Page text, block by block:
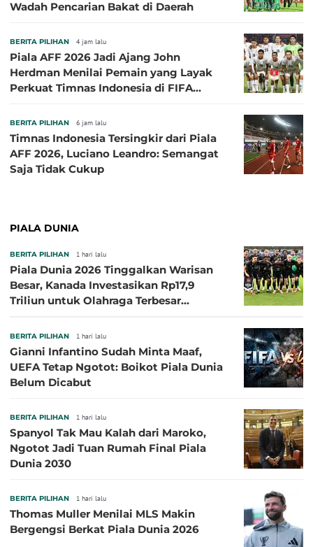
Wadah Pencarian Bakat di Daerah
BERITA PILIHAN 4 jam lalu
Piala AFF 2026 Jadi Ajang John
Herdman Menilai Pemain yang Layak
Perkuat Timnas Indonesia di FIFA
BERITA PILIHAN 6 jam lalu
Timnas Indonesia Tersingkir dari Piala
AFF 2026, Luciano Leandro: Semangat
Saja Tidak Cukup
PIALA DUNIA
BERITA PILIHAN 1 hari lalu
Piala Dunia 2026 Tinggalkan Warisan
Besar, Kanada Investasikan Rp17,9
Triliun untuk Olahraga Terbesar
BERITA PILIHAN 1 hari lalu
Gianni Infantino Sudah Minta Maaf,
UEFA Tetap Ngotot: Boikot Piala Dunia
Belum Dicabut
BERITA PILIHAN 1 hari lalu
Spanyol Tak Mau Kalah dari Maroko,
Ngotot Jadi Tuan Rumah Final Piala
Dunia 2030
BERITA PILIHAN 1 hari lalu
Thomas Muller Menilai MLS Makin
Bergengsi Berkat Piala Dunia 2026